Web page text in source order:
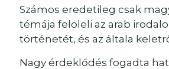
Számos eredetileg csak
témája felöleli az arab
történetét, és az általa
Nagy érdeklődés fogadta